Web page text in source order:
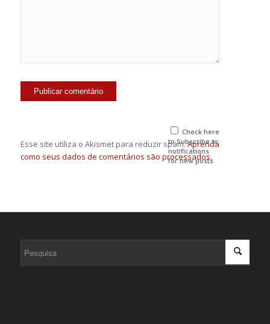
Check here
to Subscribe to
notifications
for new posts
Esse site utiliza o Akismet para reduzir spam.Aprenda
como seus dados de comentários são processados.